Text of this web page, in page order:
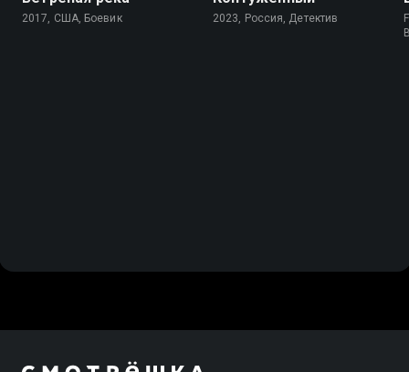
2017, США, Боевик 2023, Россия, Детектив